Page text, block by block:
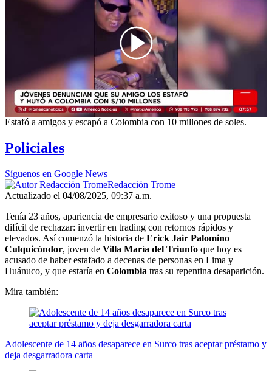
00:00/08:45
Estafó a amigos y escapó a Colombia con 10 millones de soles.
Policiales
Síguenos en Google News
Redacción Trome
Actualizado el 04/08/2025, 09:37 a.m.
Tenía 23 años, apariencia de empresario exitoso y una propuesta
difícil de rechazar: invertir en trading con retornos rápidos y
elevados. Así comenzó la historia de Erick Jair Palomino
Culquicóndor, joven de Villa María del Triunfo que hoy es
acusado de haber estafado a decenas de personas en Lima y
Huánuco, y que estaría en Colombia tras su repentina desaparición.
Mira también:
Adolescente de 14 años desaparece en Surco tras aceptar préstamo y
deja desgarradora carta